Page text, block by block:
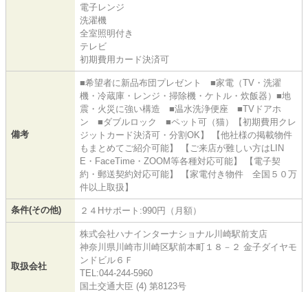
電子レンジ
洗濯機
全室照明付き
テレビ
初期費用カード決済可
備考
■希望者に新品布団プレゼント ■家電（TV・洗濯
機・冷蔵庫・レンジ・掃除機・ケトル・炊飯器）■地
震・火災に強い構造 ■温水洗浄便座 ■TVドアホ
ン ■ダブルロック ■ペット可（猫）【初期費用クレ
ジットカード決済可・分割OK】 【他社様の掲載物件
もまとめてご紹介可能】 【ご来店が難しい方はLIN
E・FaceTime・ZOOM等各種対応可能】 【電子契
約・郵送契約対応可能】 【家電付き物件 全国５０万
件以上取扱】
条件(その他) ２４Hサポート:990円（月額）
取扱会社
株式会社ハナインターナショナル川崎駅前支店
神奈川県川崎市川崎区駅前本町１８－２ 金子ダイヤモ
ンドビル６Ｆ
TEL:044-244-5960
国土交通大臣 (4) 第8123号